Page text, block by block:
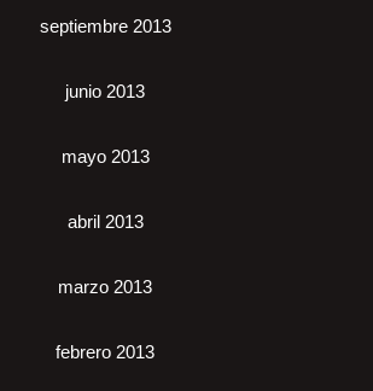
septiembre 2013
junio 2013
mayo 2013
abril 2013
marzo 2013
febrero 2013